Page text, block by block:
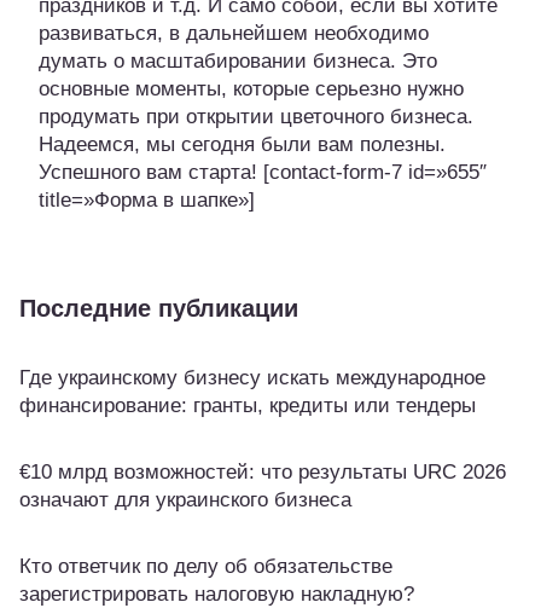
праздников и т.д. И само собой, если вы хотите
развиваться, в дальнейшем необходимо
думать о масштабировании бизнеса. Это
основные моменты, которые серьезно нужно
продумать при открытии цветочного бизнеса.
Надеемся, мы сегодня были вам полезны.
Успешного вам старта! [contact-form-7 id=»655″
title=»Форма в шапке»]
Последние публикации
Где украинскому бизнесу искать международное
финансирование: гранты, кредиты или тендеры
€10 млрд возможностей: что результаты URC 2026
означают для украинского бизнеса
Кто ответчик по делу об обязательстве
зарегистрировать налоговую накладную?